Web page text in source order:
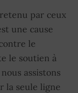
par ceux
une cause
le
le soutien à
assistons
la seule ligne